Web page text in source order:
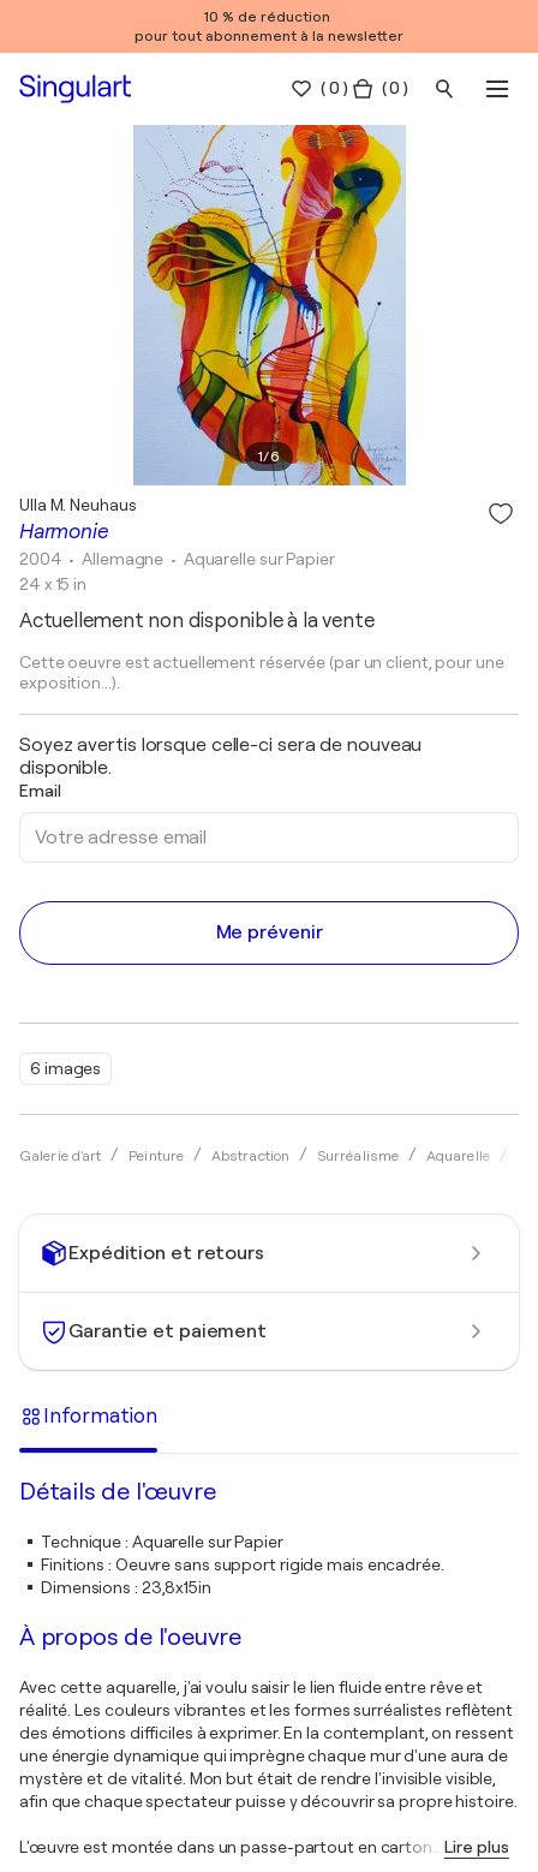
10 % de réduction
pour tout abonnement à la newsletter
(0 ) ( 0 )
1/6
6 images
Galerie d'art Peinture Abstraction Surréalisme Aquarelle
Harmonie
Ulla M. Neuhaus
2004 • Allemagne • Aquarelle sur Papier
24 x 15 in
Actuellement non disponible à la vente
Cette oeuvre est actuellement réservée (par un client, pour une
exposition...).
Soyez avertis lorsque celle-ci sera de nouveau
disponible.
Email
Me prévenir
Expédition et retours
Garantie et paiement
Information
Détails de l'œuvre
Technique: Aquarelle sur Papier
Finitions : Oeuvre sans support rigide mais encadrée.
Dimensions : 23,8x15in
À propos de l'oeuvre
Avec cette aquarelle, j'ai voulu saisir le lien fluide entre rêve et
réalité. Les couleurs vibrantes et les formes surréalistes reflètent
des émotions difficiles à exprimer. En la contemplant, on ressent
une énergie dynamique qui imprègne chaque mur d'une aura de
mystère et de vitalité. Mon but était de rendre l'invisible visible,
afin que chaque spectateur puisse y découvrir sa propre histoire.
L'œuvre est montée dans un passe-partout en carton Lire plus